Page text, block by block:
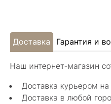
Доставка Гарантия и
Наш интернет-магазин
Доставка курьером
Доставка в любой